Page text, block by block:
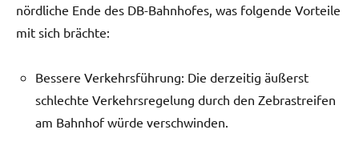
nördliche Ende des DB-Bahnhofes, was folgende Vorteile
mit sich brächte:
Bessere Verkehrsführung: Die derzeitig äußerst
schlechte Verkehrsregelung durch den Zebrastreifen
am Bahnhof würde verschwinden.